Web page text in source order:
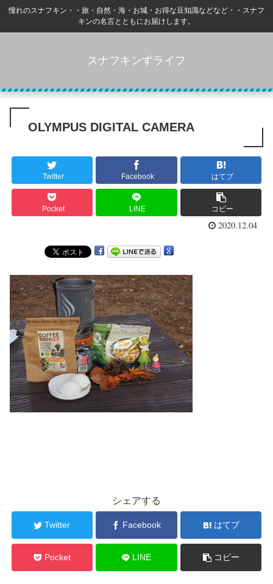
憧れのスナフキン・・旅・自然・海・お城・お得な豆知識などなど・・スナフ
キンの名言とともにお届けします。
スナフキンずライフ
OLYMPUS DIGITAL CAMERA
Twitter Facebook はてブ
Pocket LINE コピー
2020.12.04
シェアする
Twitter Facebook はてブ
Pocket LINE コピー